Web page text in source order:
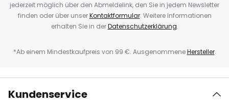
jederzeit möglich über den Abmeldelink, den Sie in jedem Newsletter
finden oder über unserKontaktformular. Weitere Informationen
erhalten Sie in derDatenschutzerklärung.
*Ab einem Mindestkaufpreis von 99 €. AusgenommeneHersteller.
Kundenservice